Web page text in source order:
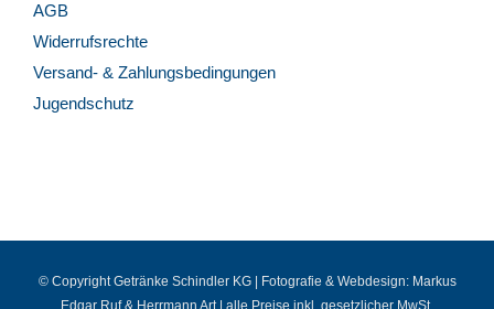
AGB
Widerrufsrechte
Versand- & Zahlungsbedingungen
Jugendschutz
© Copyright Getränke Schindler KG | Fotografie & Webdesign: Markus
Edgar Ruf& Herrmann Art| alle Preise inkl. gesetzlicher MwSt.